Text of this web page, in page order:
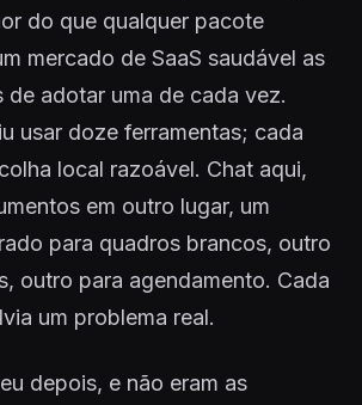
do que qualquer pacote
mercado de SaaS saudável as
de adotar uma de cada vez.
usar doze ferramentas; cada
local razoável. Chat aqui,
em outro lugar, um
para quadros brancos, outro
outro para agendamento. Cada
um problema real.
depois, e não eram as